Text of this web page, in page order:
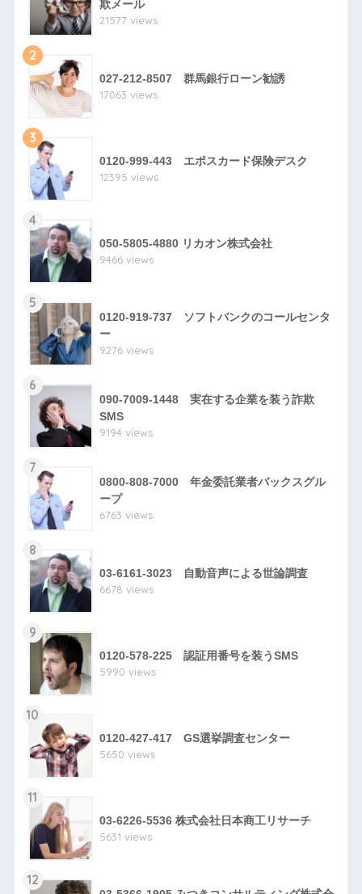
欺メール
21577 views
2
027-212-8507 群馬銀行ローン勧誘
17063 views
3
0120-999-443 エポスカード保険デスク
12395 views
4
050-5805-4880 リカオン株式会社
9466 views
5
0120-919-737 ソフトバンクのコールセンタ
ー
9276 views
6
090-7009-1448 実在する企業を装う詐欺
SMS
9194 views
7
0800-808-7000 年金委託業者バックスグル
ープ
6763 views
8
03-6161-3023 自動音声による世論調査
6678 views
9
0120-578-225 認証用番号を装うSMS
5990 views
10
0120-427-417 GS選挙調査センター
5650 views
11
03-6226-5536 株式会社日本商工リサーチ
5631 views
12